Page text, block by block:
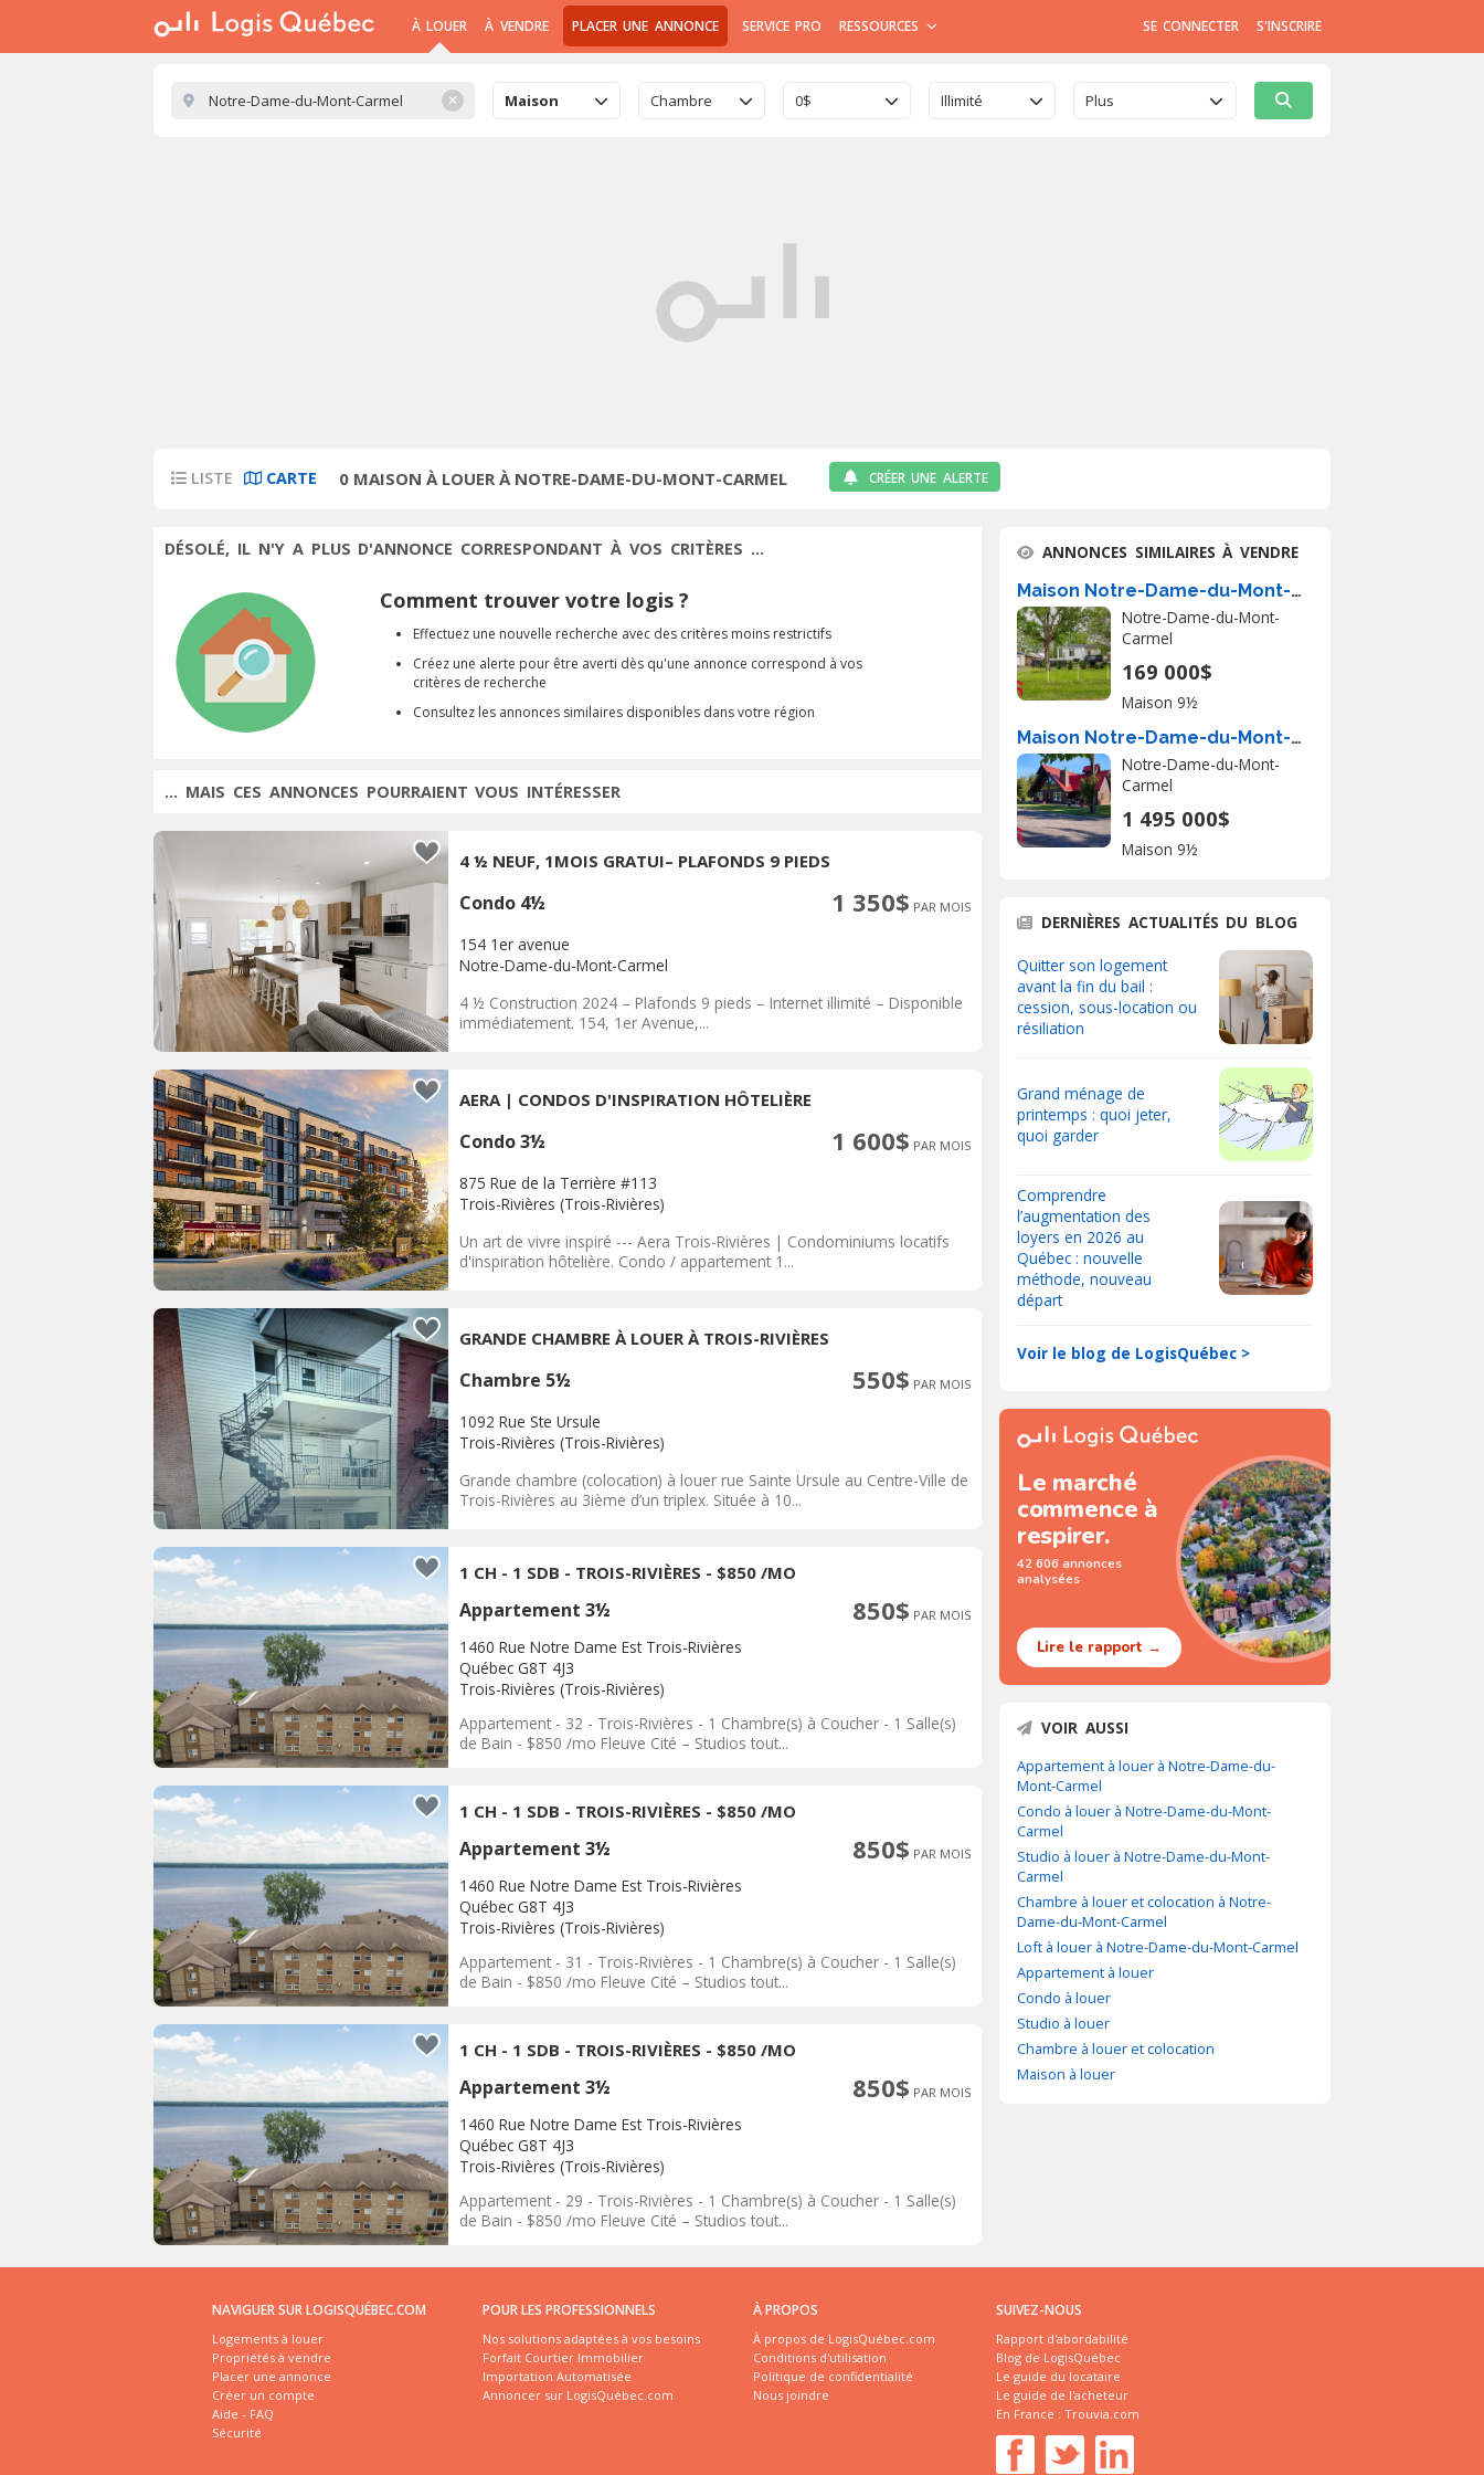
À LOUER À VENDRE PLACER UNE ANNONCE SERVICE PRO RESSOURCES SE CONNECTER S'INSCRIRE
✕ Maison Chambre 0$ Illimité Plus
LISTE CARTE 0 MAISON À LOUER À NOTRE-DAME-DU-MONT-CARMEL CRÉER UNE ALERTE
DÉSOLÉ, IL N'Y A PLUS D'ANNONCE CORRESPONDANT À VOS CRITÈRES ...
Comment trouver votre logis ?
Effectuez une nouvelle recherche avec des critères moins restrictifs
Créez une alerte pour être averti dès qu'une annonce correspond à vos
critères de recherche
Consultez les annonces similaires disponibles dans votre région
... MAIS CES ANNONCES POURRAIENT VOUS INTÉRESSER
4 ½ NEUF, 1MOIS GRATUI– PLAFONDS 9 PIEDS
Condo 4½ 1 350$ PAR MOIS
154 1er avenue
Notre-Dame-du-Mont-Carmel
4 ½ Construction 2024 – Plafonds 9 pieds – Internet illimité – Disponible
immédiatement. 154, 1er Avenue,...
AERA | CONDOS D'INSPIRATION HÔTELIÈRE
Condo 3½ 1 600$ PAR MOIS
875 Rue de la Terrière #113
Trois-Rivières (Trois-Rivières)
Un art de vivre inspiré --- Aera Trois-Rivières | Condominiums locatifs
d'inspiration hôtelière. Condo / appartement 1...
GRANDE CHAMBRE À LOUER À TROIS-RIVIÈRES
Chambre 5½ 550$ PAR MOIS
1092 Rue Ste Ursule
Trois-Rivières (Trois-Rivières)
Grande chambre (colocation) à louer rue Sainte Ursule au Centre-Ville de
Trois-Rivières au 3ième d’un triplex. Située à 10...
1 CH - 1 SDB - TROIS-RIVIÈRES - $850 /MO
Appartement 3½ 850$ PAR MOIS
1460 Rue Notre Dame Est Trois-Rivières
Québec G8T 4J3
Trois-Rivières (Trois-Rivières)
Appartement - 32 - Trois-Rivières - 1 Chambre(s) à Coucher - 1 Salle(s)
de Bain - $850 /mo Fleuve Cité – Studios tout...
1 CH - 1 SDB - TROIS-RIVIÈRES - $850 /MO
Appartement 3½ 850$ PAR MOIS
1460 Rue Notre Dame Est Trois-Rivières
Québec G8T 4J3
Trois-Rivières (Trois-Rivières)
Appartement - 31 - Trois-Rivières - 1 Chambre(s) à Coucher - 1 Salle(s)
de Bain - $850 /mo Fleuve Cité – Studios tout...
1 CH - 1 SDB - TROIS-RIVIÈRES - $850 /MO
Appartement 3½ 850$ PAR MOIS
1460 Rue Notre Dame Est Trois-Rivières
Québec G8T 4J3
Trois-Rivières (Trois-Rivières)
Appartement - 29 - Trois-Rivières - 1 Chambre(s) à Coucher - 1 Salle(s)
de Bain - $850 /mo Fleuve Cité – Studios tout...
ANNONCES SIMILAIRES À VENDRE
Maison Notre-Dame-du-Mont-Carmel À Vendre
Notre-Dame-du-Mont-
Carmel
169 000$
Maison 9½
Maison Notre-Dame-du-Mont-Carmel À Vendre
Notre-Dame-du-Mont-
Carmel
1 495 000$
Maison 9½
DERNIÈRES ACTUALITÉS DU BLOG
Quitter son logement
avant la fin du bail :
cession, sous-location ou
résiliation
Grand ménage de
printemps : quoi jeter,
quoi garder
Comprendre
l’augmentation des
loyers en 2026 au
Québec : nouvelle
méthode, nouveau
départ
Voir le blog de LogisQuébec >
Le marché
commence à
respirer.
42 606 annonces
analysées
Lire le rapport →
VOIR AUSSI
Appartement à louer à Notre-Dame-du-
Mont-Carmel
Condo à louer à Notre-Dame-du-Mont-
Carmel
Studio à louer à Notre-Dame-du-Mont-
Carmel
Chambre à louer et colocation à Notre-
Dame-du-Mont-Carmel
Loft à louer à Notre-Dame-du-Mont-Carmel
Appartement à louer
Condo à louer
Studio à louer
Chambre à louer et colocation
Maison à louer
NAVIGUER SUR LOGISQUÉBEC.COM
Logements à louer
Propriétés à vendre
Placer une annonce
Créer un compte
Aide - FAQ
Sécurité
POUR LES PROFESSIONNELS
Nos solutions adaptées à vos besoins
Forfait Courtier Immobilier
Importation Automatisée
Annoncer sur LogisQuébec.com
À PROPOS
À propos de LogisQuébec.com
Conditions d'utilisation
Politique de confidentialité
Nous joindre
SUIVEZ-NOUS
Rapport d'abordabilité
Blog de LogisQuébec
Le guide du locataire
Le guide de l'acheteur
En France : Trouvia.com